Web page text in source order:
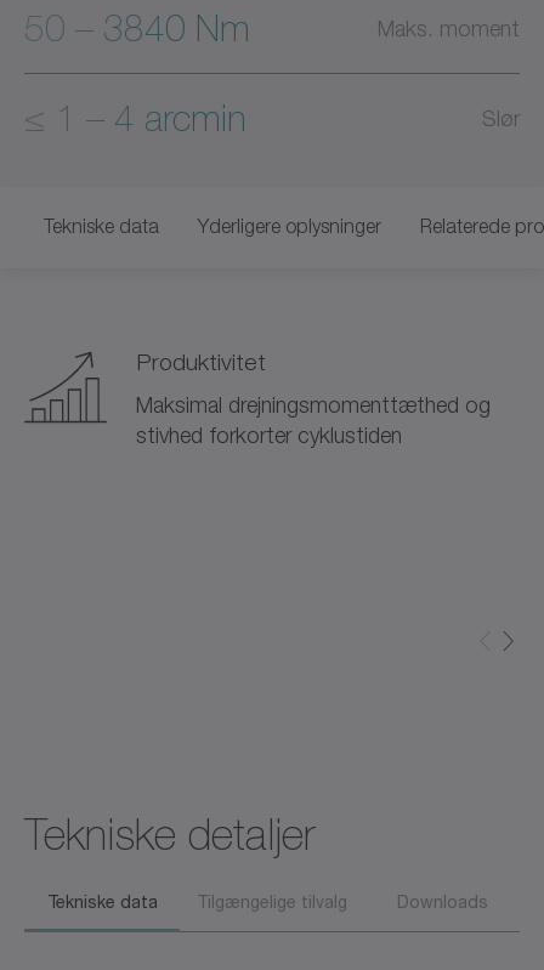
50 – 3840 Nm Maks. moment
≤ 1 – 4 arcmin Slør
Tekniske data Yderligere oplysninger Relaterede
Produktivitet
Maksimal drejningsmomenttæthed og
stivhed forkorter cyklustiden
Tekniske detaljer
Tekniske data Tilgængelige tilvalg Downloads